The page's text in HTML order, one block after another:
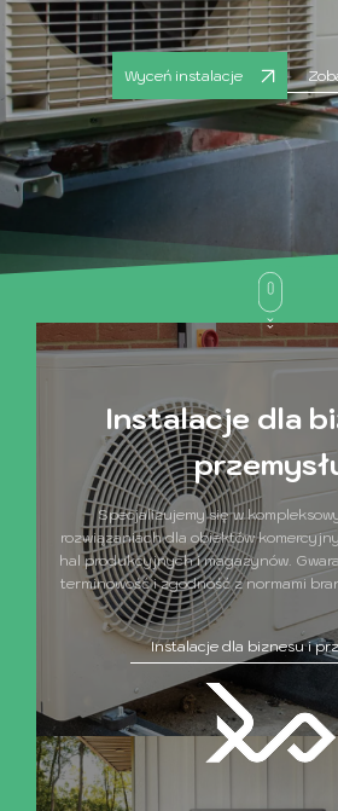
Wyceń instalacje
Instalacje dla
Specjalizujemy się w
rozwiązaniach dla obiektów
hal produkcyjnych i magazynów.
terminowość i zgodność z normami
Instalacje dla biznesu i